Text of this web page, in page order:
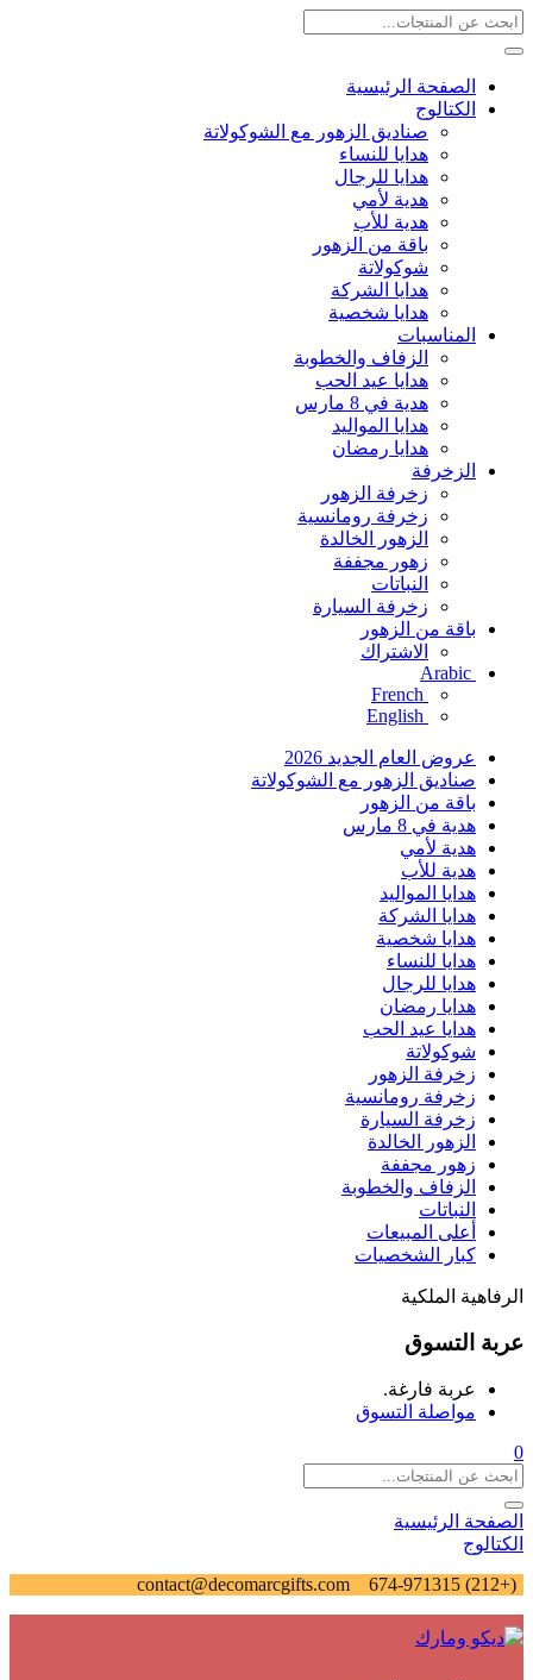
الصفحة الرئيسية
الكتالوج
صناديق الزهور مع الشوكولاتة
هدايا للنساء
هدايا للرجال
هدية لأمي
هدية للأب
باقة من الزهور
شوكولاتة
هدايا الشركة
هدايا شخصية
المناسبات
الزفاف والخطوبة
هدايا عيد الحب
هدية في 8 مارس
هدايا المواليد
هدايا رمضان
الزخرفة
زخرفة الزهور
زخرفة رومانسية
الزهور الخالدة
زهور مجففة
النباتات
زخرفة السيارة
باقة من الزهور
الاشتراك
Arabic
French
English
عروض العام الجديد 2026
صناديق الزهور مع الشوكولاتة
باقة من الزهور
هدية في 8 مارس
هدية لأمي
هدية للأب
هدايا المواليد
هدايا الشركة
هدايا شخصية
هدايا للنساء
هدايا للرجال
هدايا رمضان
هدايا عيد الحب
شوكولاتة
زخرفة الزهور
زخرفة رومانسية
زخرفة السيارة
الزهور الخالدة
زهور مجففة
الزفاف والخطوبة
النباتات
أعلى المبيعات
كبار الشخصيات
الرفاهية الملكية
عربة التسوق
عربة فارغة.
مواصلة التسوق
0
الصفحة الرئيسية
الكتالوج
(+212) 674-971315
contact@decomarcgifts.com